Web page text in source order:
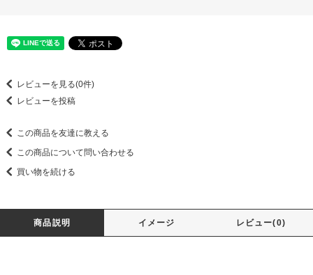
レビューを見る(0件)
レビューを投稿
この商品を友達に教える
この商品について問い合わせる
買い物を続ける
商品説明 イメージ レビュー(0)